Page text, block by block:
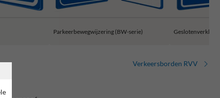
Parkeerbewegwijzering (BW-serie)
Verkeersborden RVV